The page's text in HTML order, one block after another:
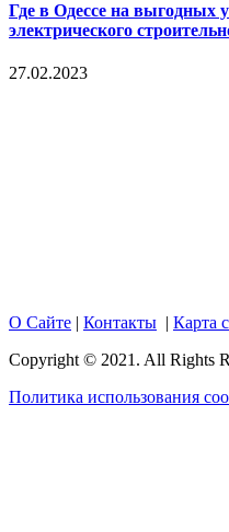
Где в Одессе на выгодных
электрического
27.02.2023
О Сайте | Контакты | Карта
Copyright © 2021. All Rights
Политика использования